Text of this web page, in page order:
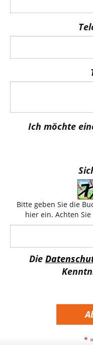
Ich möchte
Bitte geben Sie die
hier ein. Achten
Die
*